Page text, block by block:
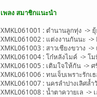
เพลง สมาชิกแนะนำ
XMKL061001 : ตำนานลูกทุ่ง ->
XMKL061002 : แต่งงานกันนะ ->
XMKL061003 : สาวเชียงขวาง -
XMKL061004 : โก๋หลังไมค์ -> โ
XMKL061005 : เติมใจให้กัน ->
XMKL061006 : ทนเจ็บเพราะรัก
XMKL061007 : นครลำปางเลิศล้
XMKL061008 : นํ้าตาควายเล ->